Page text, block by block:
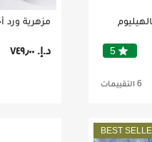
5star
6 التقييمات
مزهرية
د.إ.‏ ٧٤٩٫٠٠